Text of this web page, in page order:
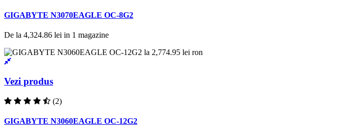
GIGABYTE N3070EAGLE OC-8G2
De la 4,324.86 lei in 1 magazine
Vezi produs
(2)
GIGABYTE N3060EAGLE OC-12G2